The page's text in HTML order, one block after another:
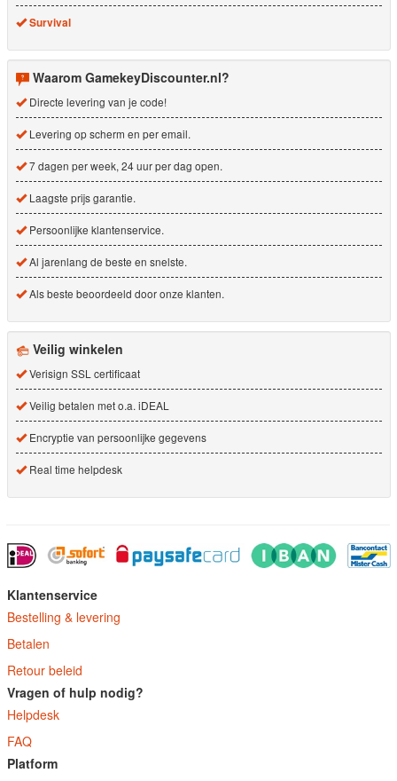
Survival
Waarom GamekeyDiscounter.nl?
Directe levering van je code!
Levering op scherm en per email.
7 dagen per week, 24 uur per dag open.
Laagste prijs garantie.
Persoonlijke klantenservice.
Al jarenlang de beste en snelste.
Als beste beoordeeld door onze klanten.
Veilig winkelen
Verisign SSL certificaat
Veilig betalen met o.a. iDEAL
Encryptie van persoonlijke gegevens
Real time helpdesk
Klantenservice
Bestelling & levering
Betalen
Retour beleid
Vragen of hulp nodig?
Helpdesk
FAQ
Platform